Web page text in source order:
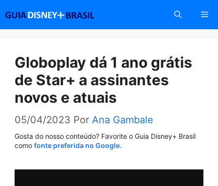
conteúdo
Globoplay dá 1 ano grátis
de Star+ a assinantes
novos e atuais
05/04/2023 Por Ana Gambale
Gosta do nosso conteúdo? Favorite o Guia Disney+ Brasil
como fonte preferida no Google.